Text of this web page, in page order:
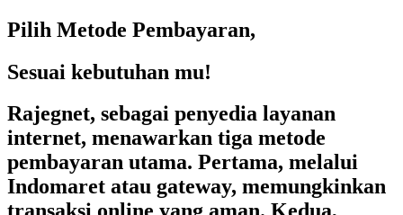
Pilih Metode Pembayaran,
Sesuai kebutuhan mu!
Rajegnet, sebagai penyedia layanan
internet, menawarkan tiga metode
pembayaran utama. Pertama, melalui
Indomaret atau gateway, memungkinkan